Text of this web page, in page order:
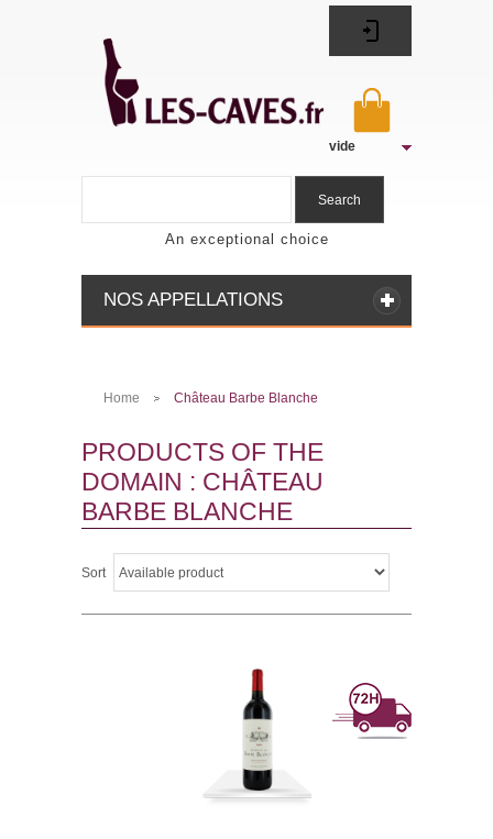
An exceptional choice
vide
NOS APPELLATIONS
Search
Home
Château Barbe Blanche
PRODUCTS OF THE
DOMAIN : CHÂTEAU
BARBE BLANCHE
Sort